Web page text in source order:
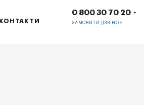
0 800 30 70 20
ЗАМОВИТИ ДЗВІНОК
КОНТАКТИ